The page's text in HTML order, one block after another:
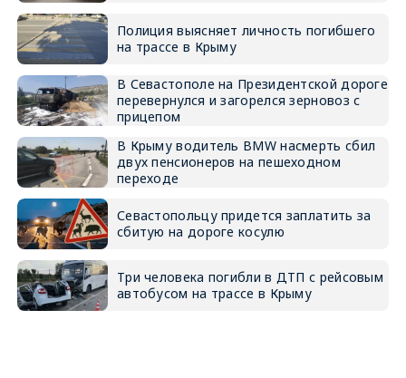
Полиция выясняет личность погибшего
на трассе в Крыму
В Севастополе на Президентской дороге
перевернулся и загорелся зерновоз с
прицепом
В Крыму водитель BMW насмерть сбил
двух пенсионеров на пешеходном
переходе
Севастопольцу придется заплатить за
сбитую на дороге косулю
Три человека погибли в ДТП с рейсовым
автобусом на трассе в Крыму